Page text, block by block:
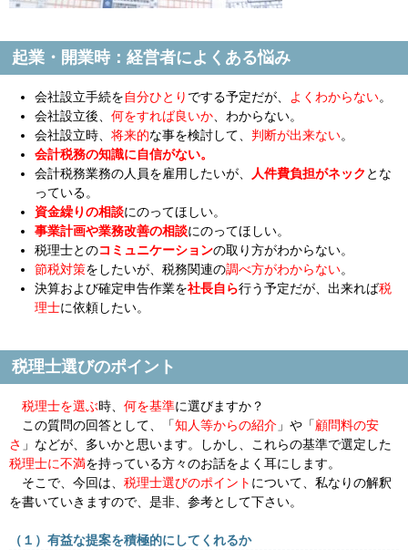
起業・開業時：経営者によくある悩み
会社設立手続を自分ひとり でする予定だが、 よくわからない。
会社設立後、何をすれば良いか、わからない。
会社設立時、将来的な事を検討して、 判断が出来ない。
会計税務の知識に自信がない。
会計税務業務の人員を雇用したいが、
人件費負担がネック とな
っている。
資金繰りの相談にのってほしい。
事業計画や業務改善の相談にのってほしい。
税理士とのコミュニケーションの取り方がわからない。
節税対策をしたいが、税務関連の調べ方がわからない。
決算および確定申告作業を社長自ら行う予定だが、出来れば税
理士に依頼したい。
税理士選びのポイント
税理士を選ぶ時、 何を基準に選びますか？
この質問の回答として、「知人等からの紹介 」や「顧問料の安
さ 」などが、多いかと思います。しかし、これらの基準で選定した
税理士に不満を持っている方々のお話をよく耳にします。
そこで、今回は、 税理士選びのポイント について、私なりの解釈
を書いていきますので、是非、参考として下さい。
（１）有益な提案を積極的にしてくれるか